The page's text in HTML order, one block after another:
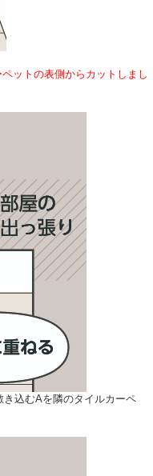
ットの表側からカットしまし
込むAを隣のタイルカーペ